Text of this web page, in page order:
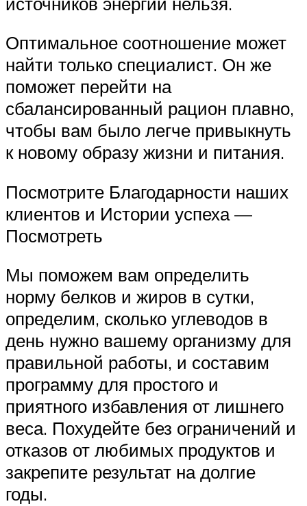
Оптимальное соотношение может
найти только специалист. Он же
поможет перейти на
сбалансированный рацион плавно,
чтобы вам было легче привыкнуть
к новому образу жизни и питания.
Посмотрите Благодарности наших
клиентов и Истории успеха —
Посмотреть
Мы поможем вам определить
норму белков и жиров в сутки,
определим, сколько углеводов в
день нужно вашему организму для
правильной работы, и составим
программу для простого и
приятного избавления от лишнего
веса. Похудейте без ограничений и
отказов от любимых продуктов и
закрепите результат на долгие
годы.